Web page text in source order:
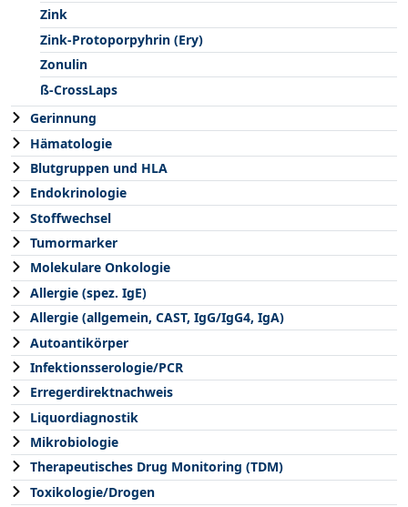
Zink
Zink-Protoporpyhrin (Ery)
Zonulin
ß-CrossLaps
Gerinnung
Hämatologie
Blutgruppen und HLA
Endokrinologie
Stoffwechsel
Tumormarker
Molekulare Onkologie
Allergie (spez. IgE)
Allergie (allgemein, CAST, IgG/IgG4, IgA)
Autoantikörper
Infektionsserologie/PCR
Erregerdirektnachweis
Liquordiagnostik
Mikrobiologie
Therapeutisches Drug Monitoring (TDM)
Toxikologie/Drogen